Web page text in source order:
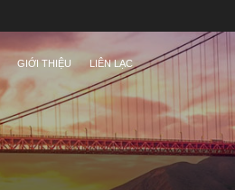
GIỚI THIỆU LIÊN LẠC